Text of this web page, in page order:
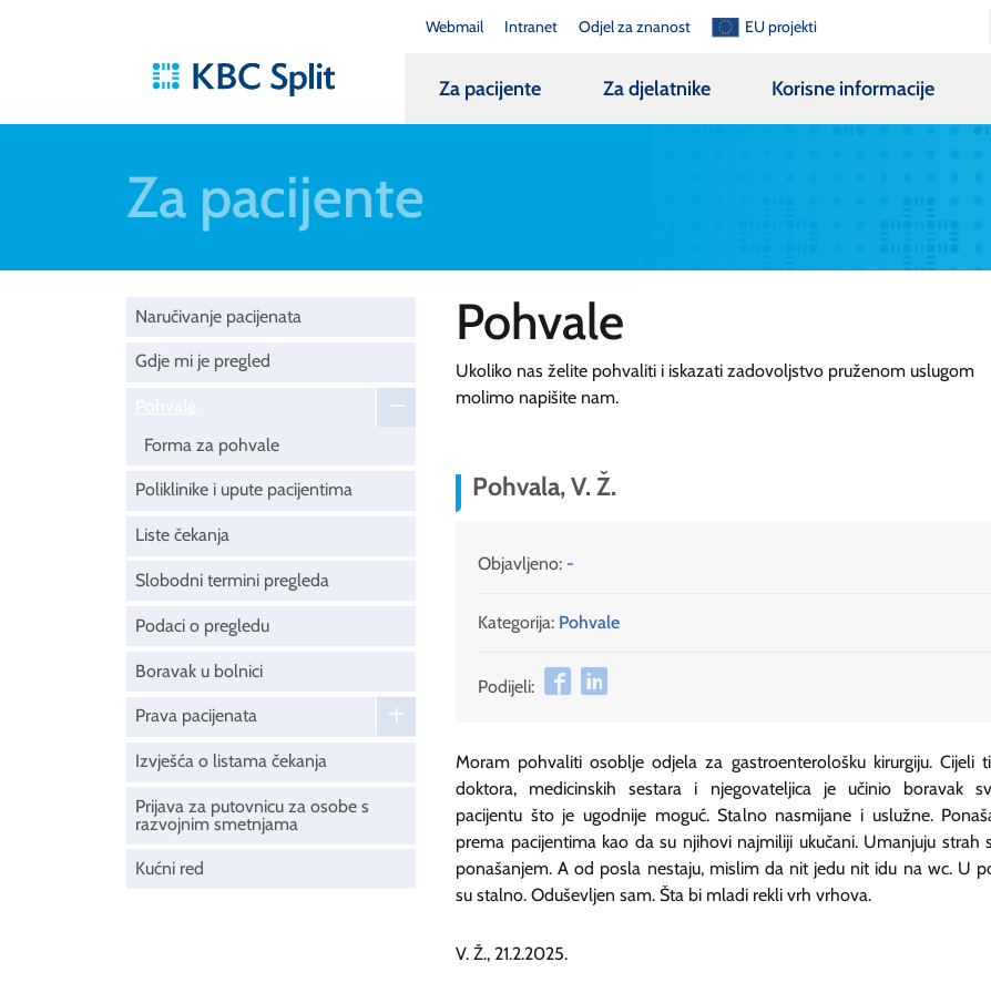
Webmail Intranet Odjel za znanost EU projekti
Za pacijente Za djelatnike Korisne informacije
Za pacijente
Naručivanje pacijenata
Gdje mi je pregled
Forma za pohvale
Poliklinike i upute pacijentima
Liste čekanja
Slobodni termini pregleda
Podaci o pregledu
Boravak u bolnici
Prava pacijenata
Izvješća o listama čekanja
Prijava za putovnicu za osobe s
razvojnim smetnjama
Kućni red
Pohvale
Ukoliko nas želite pohvaliti i iskazati zadovoljstvo pruženom uslugom
molimo napišite nam.
Pohvala, V. Ž.
Objavljeno: -
Kategorija: Pohvale
Podijeli:
Moram pohvaliti osoblje odjela za gastroenterološku kirurgiju. Cijeli
doktora, medicinskih sestara i njegovateljica je učinio boravak
pacijentu što je ugodnije moguć. Stalno nasmijane i uslužne.
prema pacijentima kao da su njihovi najmiliji ukučani. Umanjuju strah
ponašanjem. A od posla nestaju, mislim da nit jedu nit idu na wc. U
su stalno. Oduševljen sam. Šta bi mladi rekli vrh vrhova.
V. Ž., 21.2.2025.